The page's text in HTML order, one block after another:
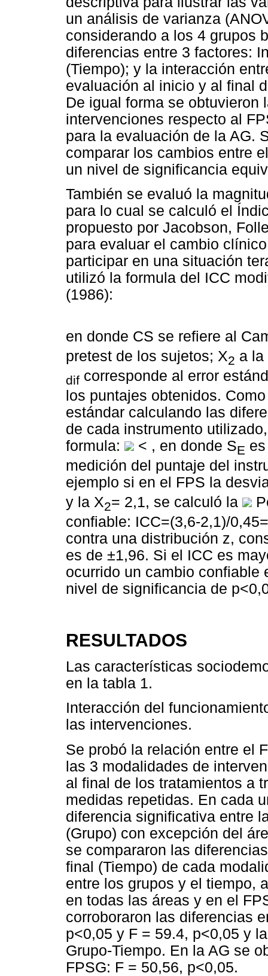
un análisis de varianza
considerando a los 4 grupos
diferencias entre 3 factores:
(Tiempo); y la interacción
evaluación al inicio y al final
De igual forma se
intervenciones respecto al
para la evaluación de la AG.
comparar los cambios entre
un nivel de significancia
También se evaluó la
para lo cual se calculó el
propuesto por Jacobson,
para evaluar el cambio
participar en una situación
utilizó la formula del ICC
(1986):
en donde CS se refiere al
pretest de los sujetos; X2 a la
dif corresponde al error
los puntajes obtenidos.
estándar calculando las
de cada instrumento
formula:
< , en donde SE
medición del puntaje del
ejemplo si en el FPS la
y la X2= 2,1, se calculó la
confiable: ICC=(3,6-2,1)/
contra una distribución z,
es de ±1,96. Si el ICC es
ocurrido un cambio confiable
nivel de significancia de
RESULTADOS
Las características
en la tabla 1.
Interacción del
las intervenciones.
Se probó la relación entre el
las 3 modalidades de
al final de los tratamientos a
medidas repetidas. En cada
diferencia significativa entre
(Grupo) con excepción del
se compararon las
final (Tiempo) de cada
entre los grupos y el tiempo,
en todas las áreas y en el
corroboraron las diferencias
p<0,05 y F = 59.4, p<0,05 y
Grupo-Tiempo. En la AG se
FPSG: F = 50,56, p<0,05.